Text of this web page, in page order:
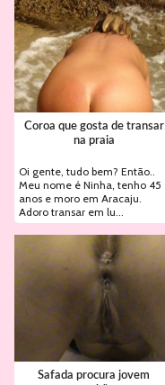
Coroa que gosta de transar
na praia
Oi gente, tudo bem? Então..
Meu nome é Ninha, tenho 45
anos e moro em Aracaju.
Adoro transar em lu...
Safada procura jovem